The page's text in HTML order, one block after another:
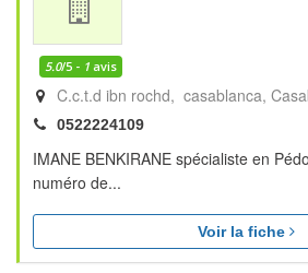
5.0/5 - 1 avis
C.c.t.d ibn rochd, casablanca
0522224109
IMANE BENKIRANE spécialiste en
numéro de...
Voir la fiche